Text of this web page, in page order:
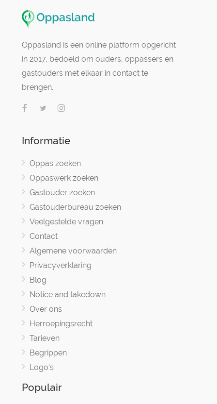
Oppasland is een online platform opgericht
in 2017, bedoeld om ouders, oppassers en
gastouders met elkaar in contact te
brengen.
Informatie
Oppas zoeken
Oppaswerk zoeken
Gastouder zoeken
Gastouderbureau zoeken
Veelgestelde vragen
Contact
Algemene voorwaarden
Privacyverklaring
Blog
Notice and takedown
Over ons
Herroepingsrecht
Tarieven
Begrippen
Logo's
Populair